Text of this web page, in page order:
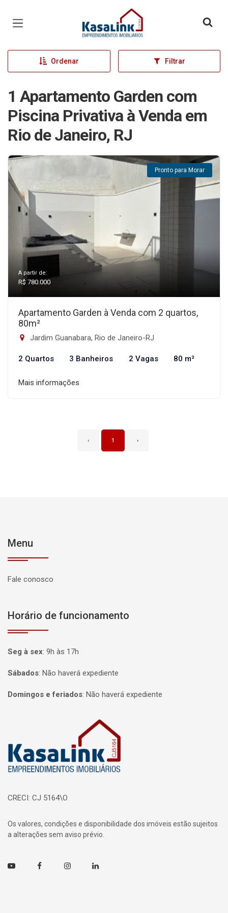
Página inicial
Ordenar Filtrar
1 Apartamento Garden com
Piscina Privativa à Venda em
Rio de Janeiro, RJ
Pronto para Morar
A partir de:
R$ 780.000
Apartamento Garden à Venda com 2 quartos,
80m²
Jardim Guanabara, Rio de Janeiro-RJ
2 Quartos 3 Banheiros 2 Vagas 80 m²
Mais informações
‹ 1 ›
Menu
Fale conosco
Horário de funcionamento
Seg à sex: 9h às 17h
Sábados: Não haverá expediente
Domingos e feriados: Não haverá expediente
CRECI: CJ 5164\O
Os valores, condições e disponibilidade dos imóveis estão sujeitos
a alterações sem aviso prévio.
Youtube FacebookInstagramLinkedin